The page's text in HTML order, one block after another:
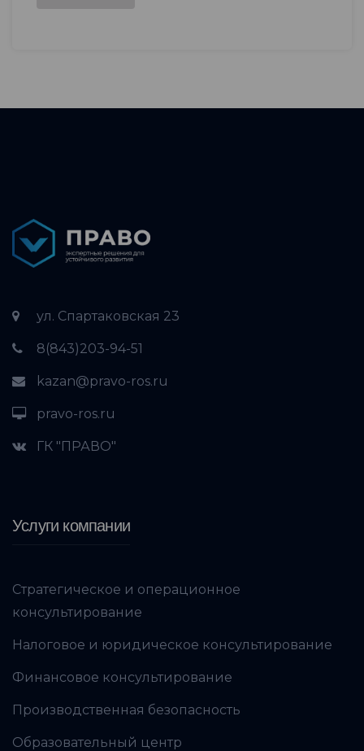
ул. Спартаковская 23
8(843)203-94-51
kazan@pravo-ros.ru
pravo-ros.ru
ГК "ПРАВО"
Услуги компании
Стратегическое и операционное
консультирование
Налоговое и юридическое консультирование
Финансовое консультирование
Производственная безопасность
Образовательный центр